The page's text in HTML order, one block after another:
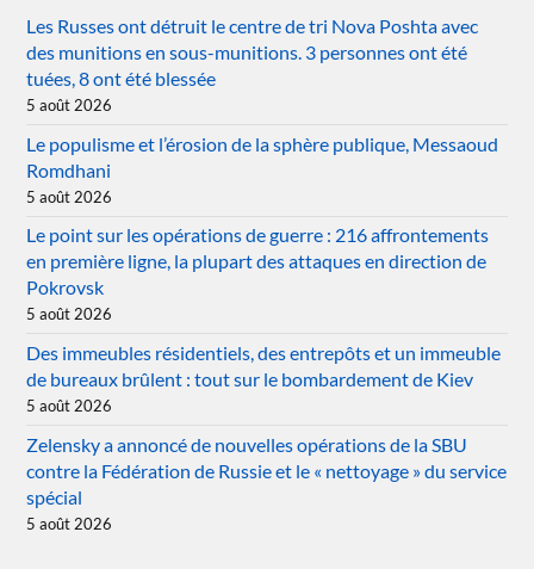
Les Russes ont détruit le centre de tri Nova Poshta avec
des munitions en sous-munitions. 3 personnes ont été
tuées, 8 ont été blessée
5 août 2026
Le populisme et l’érosion de la sphère publique, Messaoud
Romdhani
5 août 2026
Le point sur les opérations de guerre : 216 affrontements
en première ligne, la plupart des attaques en direction de
Pokrovsk
5 août 2026
Des immeubles résidentiels, des entrepôts et un immeuble
de bureaux brûlent : tout sur le bombardement de Kiev
5 août 2026
Zelensky a annoncé de nouvelles opérations de la SBU
contre la Fédération de Russie et le « nettoyage » du service
spécial
5 août 2026